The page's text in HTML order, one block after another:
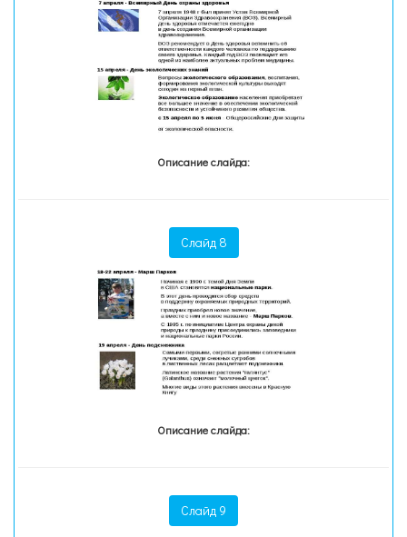
Описание слайда:
Слайд 8
Описание слайда:
Слайд 9